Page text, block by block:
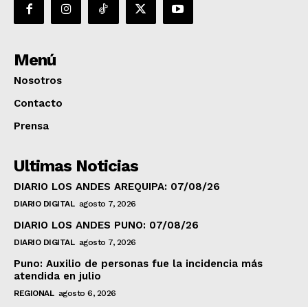
Menú
Nosotros
Contacto
Prensa
Ultimas Noticias
DIARIO LOS ANDES AREQUIPA: 07/08/26
DIARIO DIGITAL agosto 7, 2026
DIARIO LOS ANDES PUNO: 07/08/26
DIARIO DIGITAL agosto 7, 2026
Puno: Auxilio de personas fue la incidencia más
atendida en julio
REGIONAL agosto 6, 2026